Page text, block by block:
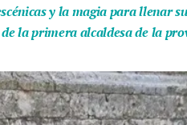
y la magia para llenar
la primera alcaldesa de la